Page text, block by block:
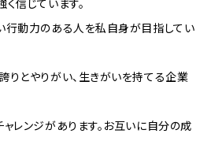
信じています。
行動力のある人を私自身が目指してい
とやりがい、生きがいを持てる企業
レンジがあります。お互いに自分の成